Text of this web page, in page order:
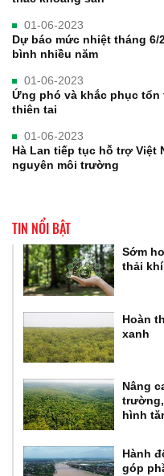
01-06-2023
Dự báo mức nhiệt tháng 6/
bình nhiều năm
01-06-2023
Ứng phó và khắc phục tổn
thiên tai
01-06-2023
Hà Lan tiếp tục hỗ trợ Việt
nguyên môi trường
TIN NỔI BẬT
Sớm
thải
Hoàn
xanh
Nâng
hình
Hành
góp